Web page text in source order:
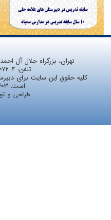
تهران، بزرگراه جلال آل
تلفن:
است. ۱۴۰۳-2024
طراحی و